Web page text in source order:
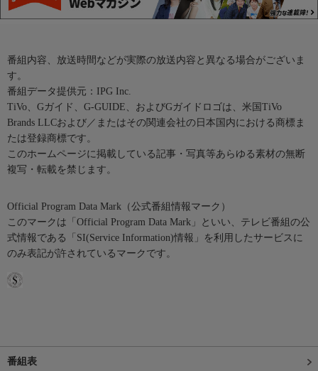
番組内容、放送時間などが実際の放送内容と異なる場合がございま
す。
番組データ提供元：IPG Inc.
TiVo、Gガイド、G-GUIDE、およびGガイドロゴは、米国TiVo
Brands LLCおよび／またはその関連会社の日本国内における商標ま
たは登録商標です。
このホームページに掲載している記事・写真等あらゆる素材の無断
複写・転載を禁じます。
Official Program Data Mark（公式番組情報マーク）
このマークは「Official Program Data Mark」といい、テレビ番組の公
式情報である「SI(Service Information)情報」を利用したサービスに
のみ表記が許されているマークです。
番組表